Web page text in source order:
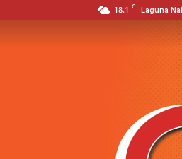
18.1 C Laguna